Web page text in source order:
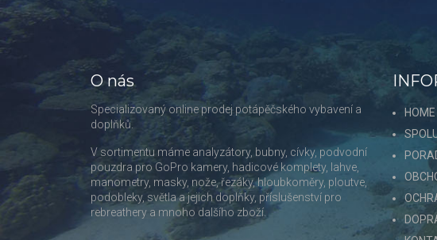
O nás
Specializovaný online prodej potápěčského vybavení a
doplňků.
V sortimentu máme analyzátory, bubny, cívky, podvodní
pouzdra pro GoPro kamery, hadicové komplety, lahve,
manometry, masky, nože, řezáky, hloubkoměry, ploutve,
podobleky, světla a jejich doplňky, příslušenství pro
rebreathery a mnoho dalšího zboží.
HOME